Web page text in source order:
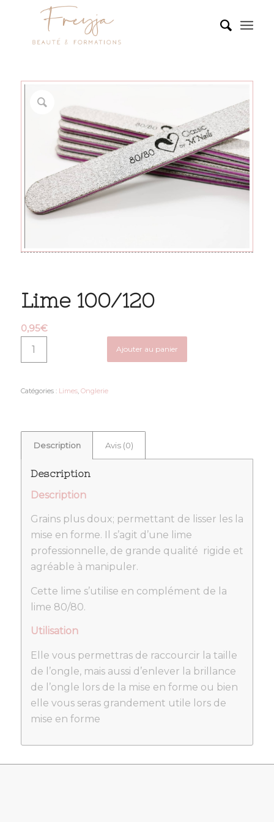
Lime 100/120
0,95€
Ajouter au panier
Catégories : Limes, Onglerie
Description Avis (0)
Description
Description
Grains plus doux; permettant de lisser les la
mise en forme. Il s’agit d’une lime
professionnelle, de grande qualité rigide et
agréable à manipuler.
Cette lime s’utilise en complément de la
lime 80/80.
Utilisation
Elle vous permettras de raccourcir la taille
de l’ongle, mais aussi d’enlever la brillance
de l’ongle lors de la mise en forme ou bien
elle vous seras grandement utile lors de
mise en forme